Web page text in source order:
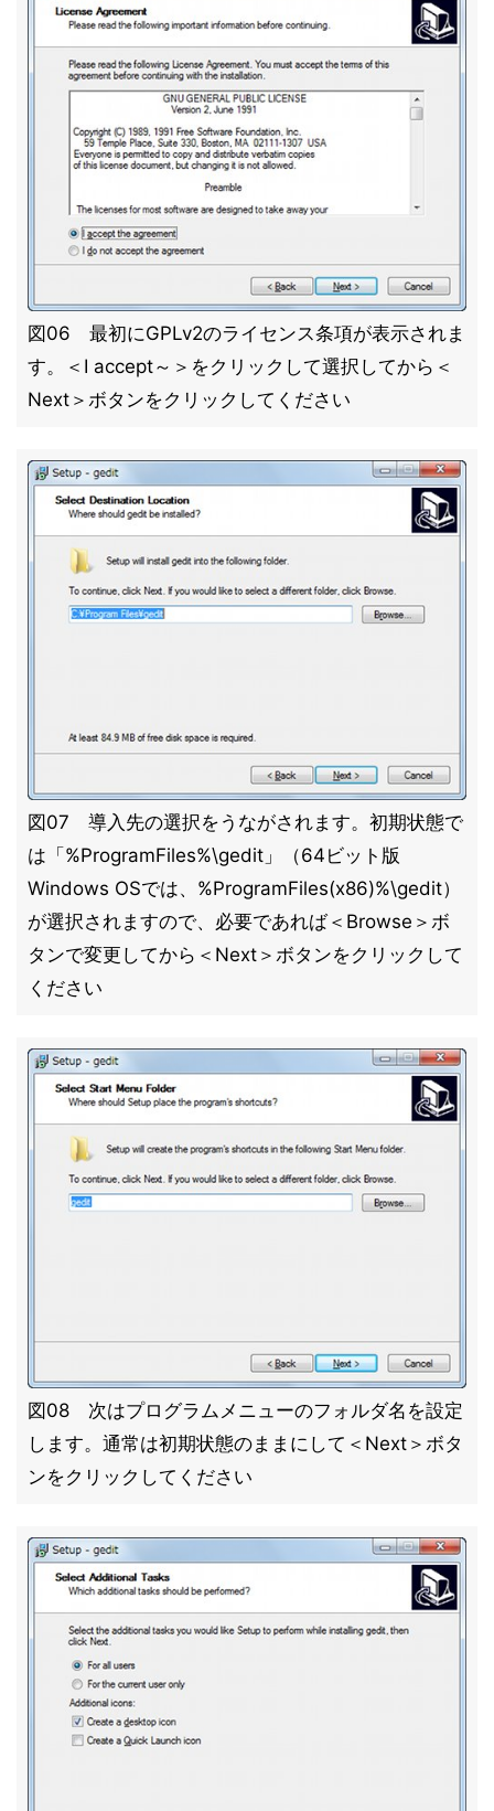
図06 最初にGPLv2のライセンス条項が表示されま
す。＜I accept～＞をクリックして選択してから＜
Next＞ボタンをクリックしてください
図07 導入先の選択をうながされます。初期状態で
は「%ProgramFiles%\gedit」（64ビット版
Windows OSでは、%ProgramFiles(x86)%\gedit）
が選択されますので、必要であれば＜Browse＞ボ
タンで変更してから＜Next＞ボタンをクリックして
ください
図08 次はプログラムメニューのフォルダ名を設定
します。通常は初期状態のままにして＜Next＞ボタ
ンをクリックしてください